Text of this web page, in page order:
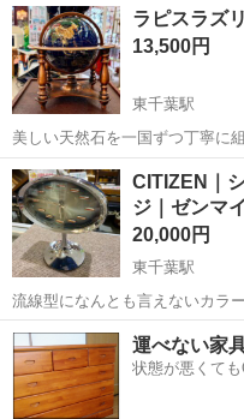
ラピスラズ
13,500円
東千葉駅
美しい天然石を一国ずつ丁寧に
るアンティーク地球儀。 深いブルーのラピスラズリを海域に使用し、
各国には異なる種類の天然石を贅沢に配置。 天然
と艶が織りなす、美術品...
千葉 千葉市 東千葉駅
CITIZEN｜
ジ｜ゼンマ
20,000円
東千葉駅
流線型になんとも言えないカラ
さにスペースエイジです。 現存
す。 本体に割れや破損などなく
ムも鳴ります。 底のフェル...
千葉 千葉市 東千葉駅
スペースエイジ
運べない家
状態が悪くて